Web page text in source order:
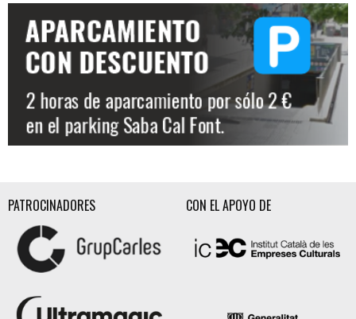
PATROCINADORES CON EL APOYO DE